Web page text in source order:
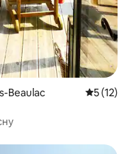
Beaulac Середня
5 (12)